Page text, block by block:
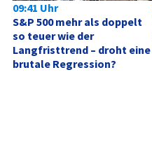
09:41 Uhr
S&P 500 mehr als doppelt
so teuer wie der
Langfristtrend – droht eine
brutale Regression?